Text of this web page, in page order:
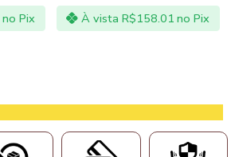
no Pix À vista R$158.01 no Pix